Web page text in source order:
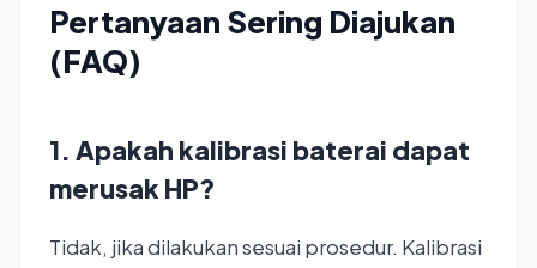
Pertanyaan Sering Diajukan
(FAQ)
1. Apakah kalibrasi baterai dapat
merusak HP?
Tidak, jika dilakukan sesuai prosedur. Kalibrasi